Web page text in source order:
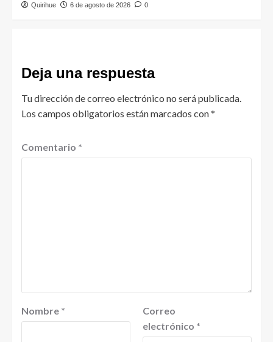
Quirihue 6 de agosto de 2026 0
Deja una respuesta
Tu dirección de correo electrónico no será publicada.
Los campos obligatorios están marcados con*
Comentario *
Nombre *
Correo
electrónico *